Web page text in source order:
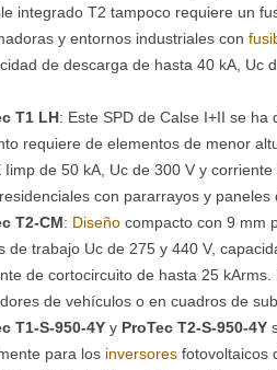
integrado T2 tampoco requiere un
y entornos industriales con
de descarga de hasta 40 kA, Uc
T1 LH: Este SPD de Calse I+II se
requiere de elementos de menor
Iimp de 50 kA, Uc de 300 V y
con pararrayos y paneles
T2-CM: Diseñocompacto con 9 mm
de trabajo Uc de 275 y 440 V,
de cortocircuito de hasta 25
de vehículos o en cuadros de
T1-S-950-4Yy ProTec T2-S-950-4Y
para los inversoresfotovoltaicos